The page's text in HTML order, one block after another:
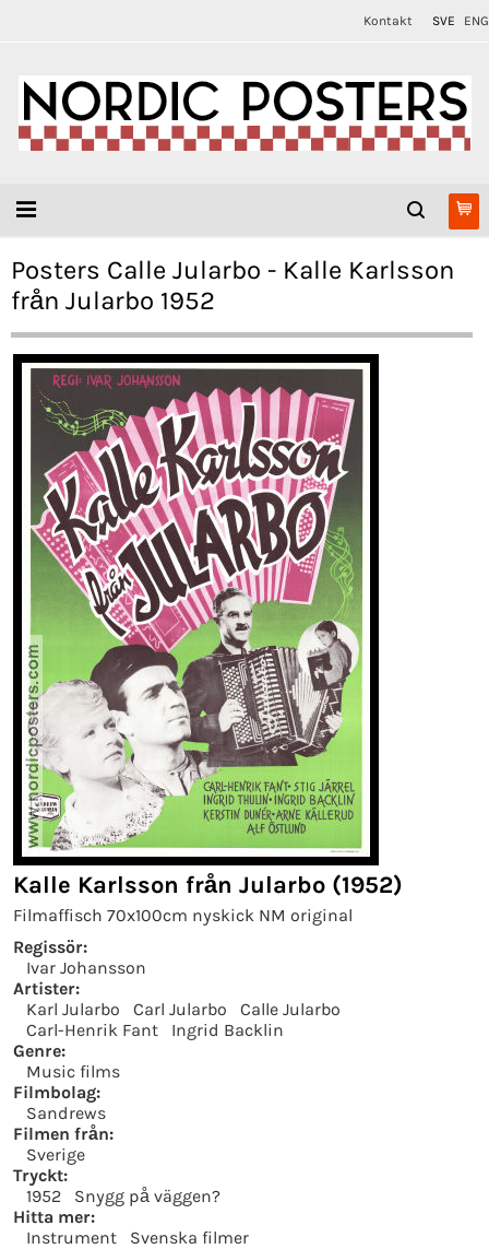
Kontakt SVE ENG
Posters Calle Jularbo - Kalle Karlsson
från Jularbo 1952
Kalle Karlsson från Jularbo (1952)
Filmaffisch 70x100cm nyskick NM original
Regissör:
Ivar Johansson
Artister:
Karl Jularbo
Carl Jularbo
Calle Jularbo
Carl-Henrik Fant
Ingrid Backlin
Genre:
Music films
Filmbolag:
Sandrews
Filmen från:
Sverige
Tryckt:
1952
Snygg på väggen?
Hitta mer:
Instrument
Svenska filmer